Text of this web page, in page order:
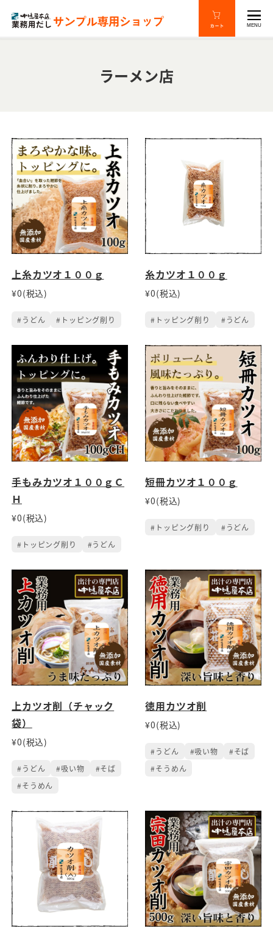
MENU
ラーメン店
上糸カツオ１００ｇ
¥0(税込)
#うどん #トッピング削り
糸カツオ１００ｇ
¥0(税込)
#トッピング削り #うどん
手もみカツオ１００ｇＣ
Ｈ
¥0(税込)
#トッピング削り #うどん
短冊カツオ１００ｇ
¥0(税込)
#トッピング削り #うどん
上カツオ削（チャック
袋）
¥0(税込)
#うどん #吸い物
#そば
#そうめん
徳用カツオ削
¥0(税込)
#うどん #吸い物
#そば
#そうめん